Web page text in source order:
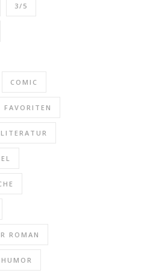
3/5
COMIC
FAVORITEN
ROMAN
HUMOR